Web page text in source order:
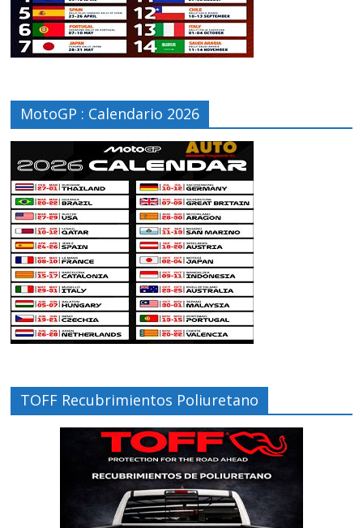
MotoGP : Calendario 2026
TOFF Recubrimientos Poliuretano